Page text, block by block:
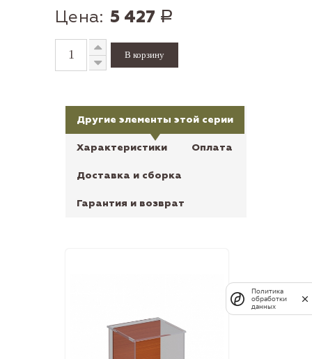
Цена: 5 427 Р
Другие элементы этой серии
Характеристики Оплата
Доставка и сборка
Гарантия и возврат
Политика
обработки
данных